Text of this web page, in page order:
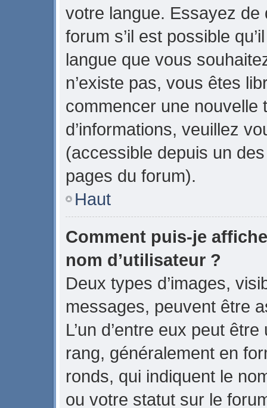
votre langue. Essayez
forum s’il est possible
langue que vous
n’existe pas, vous êtes
commencer une nouvelle
d’informations, veuillez
(accessible depuis un
pages du forum).
Haut
Comment puis-je
nom d’utilisateur ?
Deux types d’images,
messages, peuvent être
L’un d’entre eux peut
rang, généralement en
ronds, qui indiquent le
ou votre statut sur le